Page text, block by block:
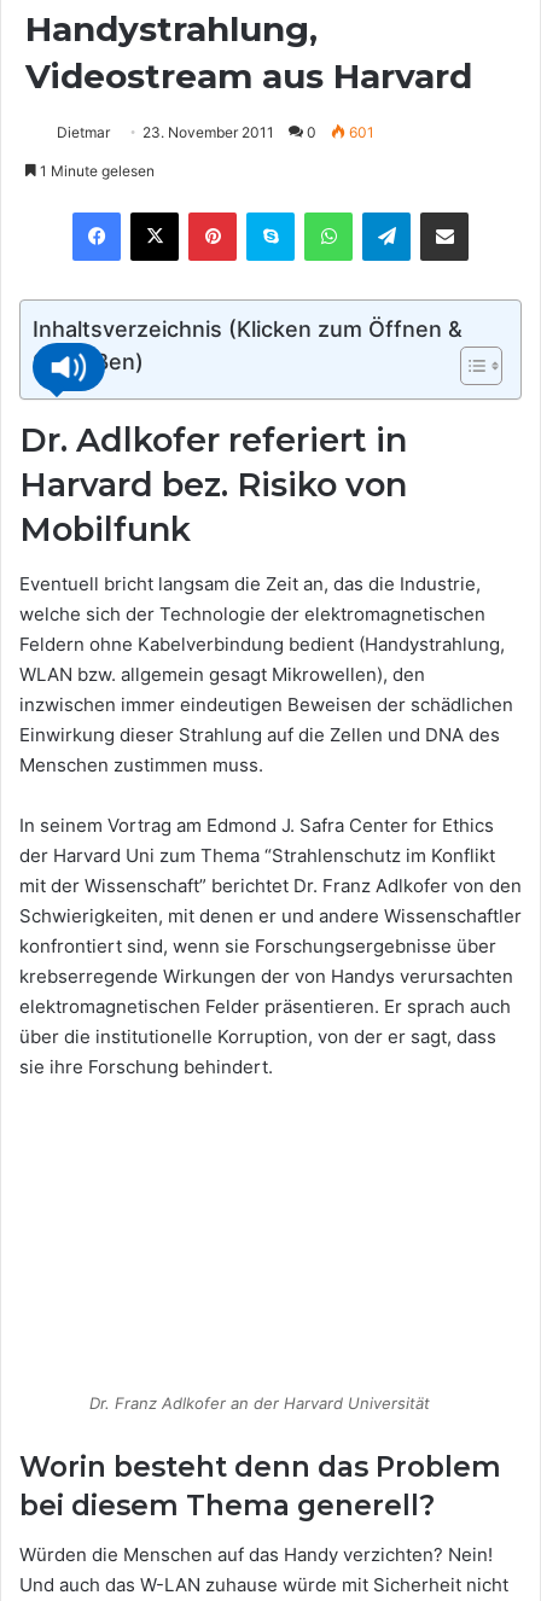
Handystrahlung,
Videostream aus Harvard
Dietmar 23. November 2011 0 601
1 Minute gelesen
Telegram
Inhaltsverzeichnis (Klicken zum Öffnen &
Schließen)
Dr. Adlkofer referiert in
Harvard bez. Risiko von
Mobilfunk
Eventuell bricht langsam die Zeit an, das die Industrie,
welche sich der Technologie der elektromagnetischen
Feldern ohne Kabelverbindung bedient (Handystrahlung,
WLAN bzw. allgemein gesagt Mikrowellen), den
inzwischen immer eindeutigen Beweisen der schädlichen
Einwirkung dieser Strahlung auf die Zellen und DNA des
Menschen zustimmen muss.
In seinem Vortrag am Edmond J. Safra Center for Ethics
der Harvard Uni zum Thema “Strahlenschutz im Konflikt
mit der Wissenschaft” berichtet Dr. Franz Adlkofer von den
Schwierigkeiten, mit denen er und andere Wissenschaftler
konfrontiert sind, wenn sie Forschungsergebnisse über
krebserregende Wirkungen der von Handys verursachten
elektromagnetischen Felder präsentieren. Er sprach auch
über die institutionelle Korruption, von der er sagt, dass
sie ihre Forschung behindert.
Dr. Franz Adlkofer an der Harvard Universität
Worin besteht denn das Problem
bei diesem Thema generell?
Würden die Menschen auf das Handy verzichten? Nein!
Und auch das W-LAN zuhause würde mit Sicherheit nicht